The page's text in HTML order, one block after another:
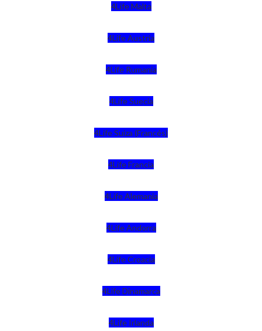
4Life Malta
4Life Austria
4Life Rumania
4Life Suecia
4Life Suiza (Francés)
4Life Francia
4Life Alemania
4Life Andorra
4Life Croacia
4Life Dinamarca
4Life Irlanda